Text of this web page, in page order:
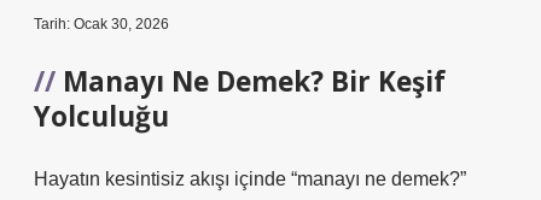
Tarih: Ocak 30, 2026
Manayı Ne Demek? Bir Keşif
Yolculuğu
Hayatın kesintisiz akışı içinde “manayı ne demek?”